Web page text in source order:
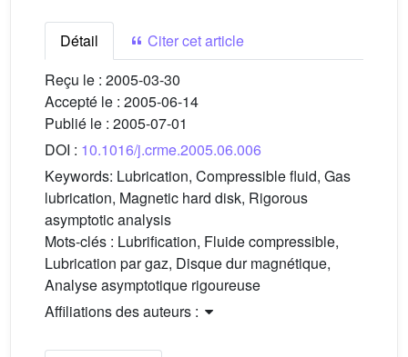
Détail
Citer cet article
Reçu le : 2005-03-30
Accepté le : 2005-06-14
Publié le : 2005-07-01
DOI : 10.1016/j.crme.2005.06.006
Keywords: Lubrication, Compressible fluid, Gas
lubrication, Magnetic hard disk, Rigorous
asymptotic analysis
Mots-clés : Lubrification, Fluide compressible,
Lubrication par gaz, Disque dur magnétique,
Analyse asymptotique rigoureuse
Affiliations des auteurs :